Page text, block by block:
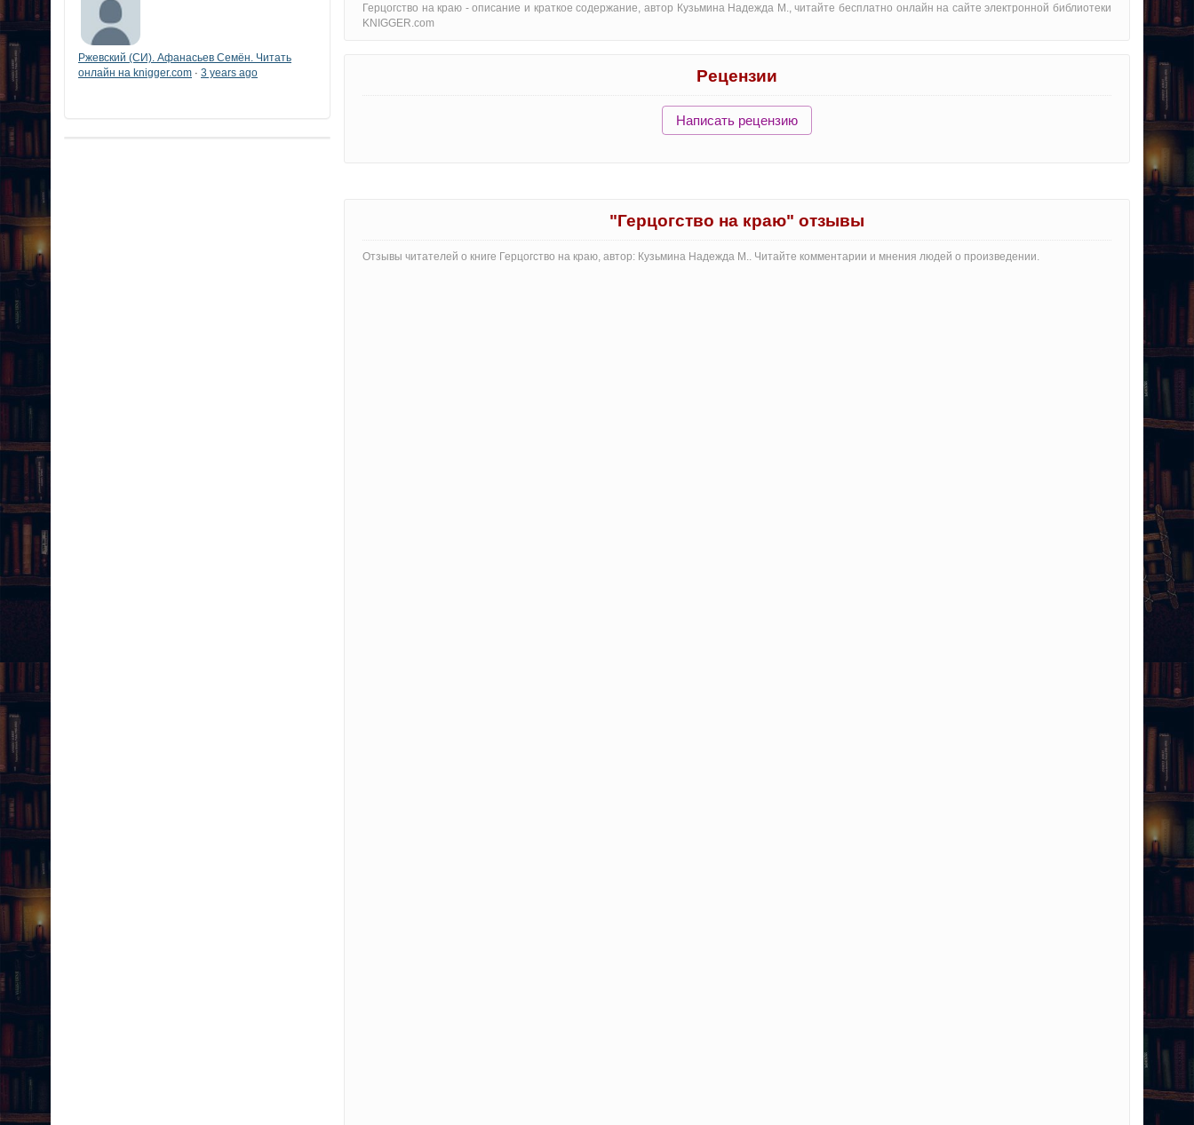
Ржевский (СИ). Афанасьев Семён. Читать
онлайн на knigger.com · 3 years ago
Герцогство на краю - oписание и краткое содержание, автор Кузьмина Надежда М., читайте бесплатно онлайн на сайте электронной библиотеки
KNIGGER.com
Рецензии
Написать рецензию
"Герцогство на краю" отзывы
Отзывы читателей о книге Герцогство на краю, автор: Кузьмина Надежда М.. Читайте комментарии и мнения людей о произведении.